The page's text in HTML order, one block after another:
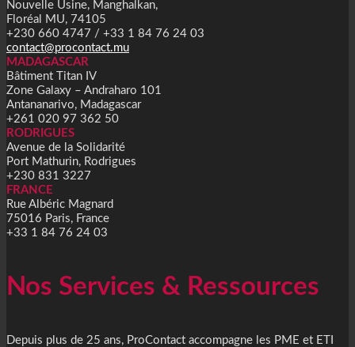
Nouvelle Usine, Manghalkan,
Floréal MU, 74105
+230 660 4747 / +33 1 84 76 24 03
contact@procontact.mu
MADAGASCAR
Bâtiment Titan IV
Zone Galaxy – Andraharo 101
Antananarivo, Madagascar
+261 020 97 362 50
RODRIGUES
Avenue de la Solidarité
Port Mathurin, Rodrigues
+230 831 3227
FRANCE
Rue Albéric Magnard
75016 Paris, France
+33 1 84 76 24 03
Nos Services & Ressources
Depuis plus de 25 ans, ProContact accompagne les PME et ETI